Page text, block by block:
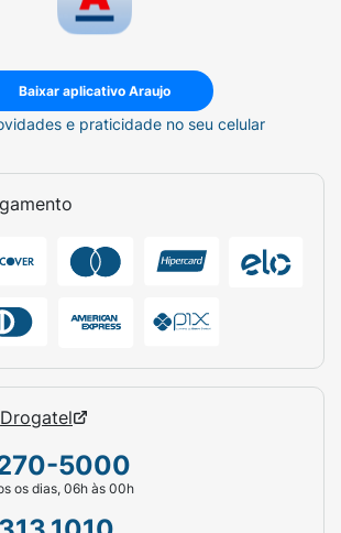
Baixar aplicativo Araujo
e praticidade no seu celular
Drogatel
5000
os dias, 06h às 00h